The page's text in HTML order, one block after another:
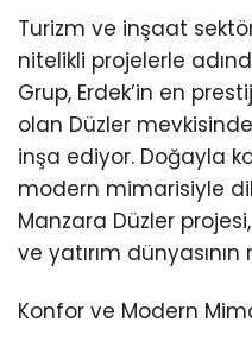
Turizm ve inşaat
nitelikli projelerle
Grup, Erdek’in en
olan Düzler
inşa ediyor. Doğayla
modern mimarisiyle
Manzara Düzler
ve yatırım dünyasının
Konfor ve Modern